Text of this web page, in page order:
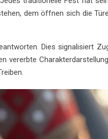
dem öffnen sich die
Dies signalisiert